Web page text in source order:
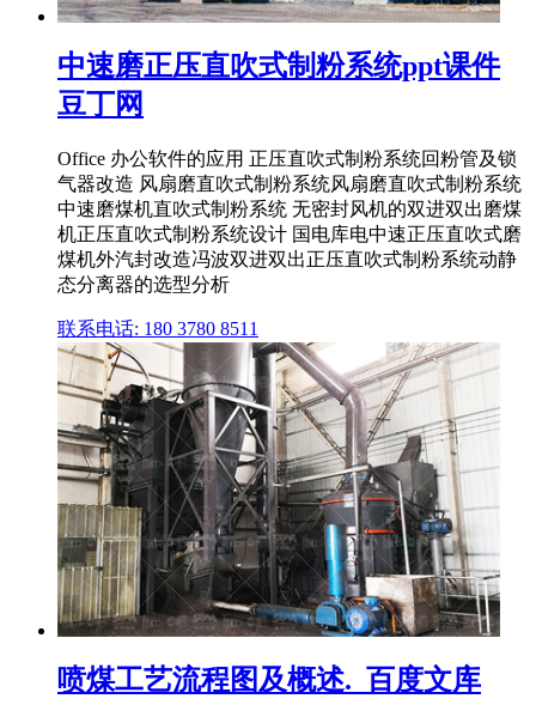
中速磨正压直吹式制粉系统ppt课件
豆丁网
Office 办公软件的应用 正压直吹式制粉系统回粉管及锁
气器改造 风扇磨直吹式制粉系统风扇磨直吹式制粉系统
中速磨煤机直吹式制粉系统 无密封风机的双进双出磨煤
机正压直吹式制粉系统设计 国电库电中速正压直吹式磨
煤机外汽封改造冯波双进双出正压直吹式制粉系统动静
态分离器的选型分析
联系电话: 180 3780 8511
喷煤工艺流程图及概述._百度文库